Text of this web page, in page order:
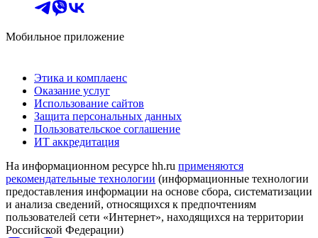
Мобильное приложение
Этика и комплаенс
Оказание услуг
Использование сайтов
Защита персональных данных
Пользовательское соглашение
ИТ аккредитация
На информационном ресурсе hh.ru применяются
рекомендательные технологии (информационные технологии
предоставления информации на основе сбора, систематизации
и анализа сведений, относящихся к предпочтениям
пользователей сети «Интернет», находящихся на территории
Российской Федерации)